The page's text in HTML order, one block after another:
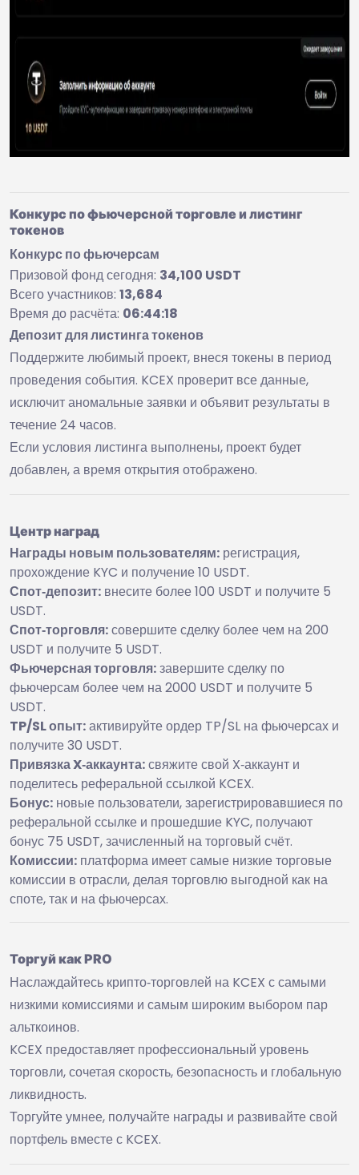
Конкурс по фьючерсной торговле и листинг
токенов
Конкурс по фьючерсам
Призовой фонд сегодня: 34,100 USDT
Всего участников: 13,684
Время до расчёта: 06:44:18
Депозит для листинга токенов
Поддержите любимый проект, внеся токены в период
проведения события. KCEX проверит все данные,
исключит аномальные заявки и объявит результаты в
течение 24 часов.
Если условия листинга выполнены, проект будет
добавлен, а время открытия отображено.
Центр наград
Награды новым пользователям: регистрация,
прохождение KYC и получение 10 USDT.
Спот‑депозит: внесите более 100 USDT и получите 5
USDT.
Спот‑торговля:совершите сделку более чем на 200
USDT и получите 5 USDT.
Фьючерсная торговля:завершите сделку по
фьючерсам более чем на 2000 USDT и получите 5
USDT.
TP/SL опыт:активируйте ордер TP/SL на фьючерсах и
получите 30 USDT.
Привязка X‑аккаунта:свяжите свой X‑аккаунт и
поделитесь реферальной ссылкой KCEX.
Бонус: новые пользователи, зарегистрировавшиеся по
реферальной ссылке и прошедшие KYC, получают
бонус 75 USDT, зачисленный на торговый счёт.
Комиссии: платформа имеет самые низкие торговые
комиссии в отрасли, делая торговлю выгодной как на
споте, так и на фьючерсах.
Торгуй как PRO
Наслаждайтесь крипто‑торговлей на KCEX с самыми
низкими комиссиями и самым широким выбором пар
альткоинов.
KCEX предоставляет профессиональный уровень
торговли, сочетая скорость, безопасность и глобальную
ликвидность.
Торгуйте умнее, получайте награды и развивайте свой
портфель вместе с KCEX.